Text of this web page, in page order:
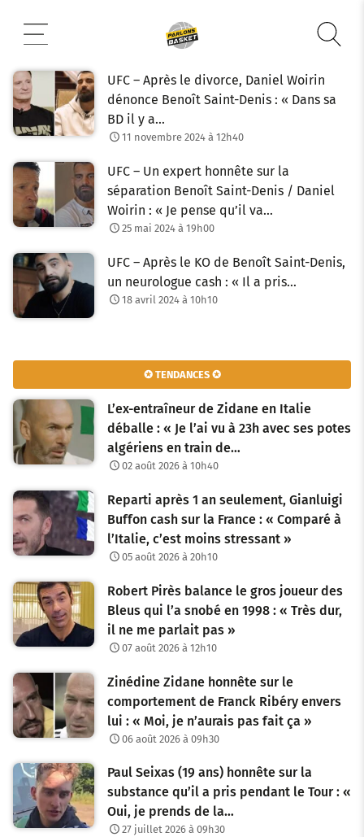
contenu
UFC – Après le divorce, Daniel Woirin
dénonce Benoît Saint-Denis : « Dans sa
BD il y a…
11 novembre 2024 à 12h40
UFC – Un expert honnête sur la
séparation Benoît Saint-Denis / Daniel
Woirin : « Je pense qu’il va…
25 mai 2024 à 19h00
UFC – Après le KO de Benoît Saint-Denis,
un neurologue cash : « Il a pris…
18 avril 2024 à 10h10
✪ TENDANCES ✪
L’ex-entraîneur de Zidane en Italie
déballe : « Je l’ai vu à 23h avec ses potes
algériens en train de…
02 août 2026 à 10h40
Reparti après 1 an seulement, Gianluigi
Buffon cash sur la France : « Comparé à
l’Italie, c’est moins stressant »
05 août 2026 à 20h10
Robert Pirès balance le gros joueur des
Bleus qui l’a snobé en 1998 : « Très dur,
il ne me parlait pas »
07 août 2026 à 12h10
Zinédine Zidane honnête sur le
comportement de Franck Ribéry envers
lui : « Moi, je n’aurais pas fait ça »
06 août 2026 à 09h30
Paul Seixas (19 ans) honnête sur la
substance qu’il a pris pendant le Tour : «
Oui, je prends de la…
27 juillet 2026 à 09h30